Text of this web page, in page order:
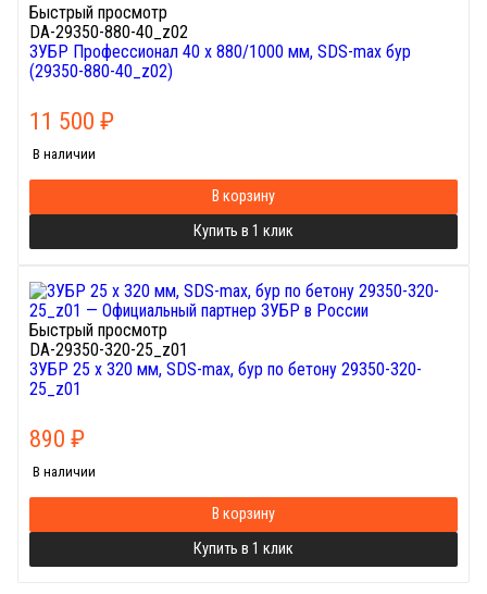
Быстрый просмотр
DA-29350-880-40_z02
ЗУБР Профессионал 40 x 880/1000 мм, SDS-max бур
(29350-880-40_z02)
11 500 ₽
В наличии
В корзину
Купить в 1 клик
Быстрый просмотр
DA-29350-320-25_z01
ЗУБР 25 x 320 мм, SDS-max, бур по бетону 29350-320-
25_z01
890 ₽
В наличии
В корзину
Купить в 1 клик